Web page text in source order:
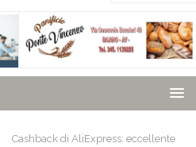
Cashback di AliExpress: eccellente